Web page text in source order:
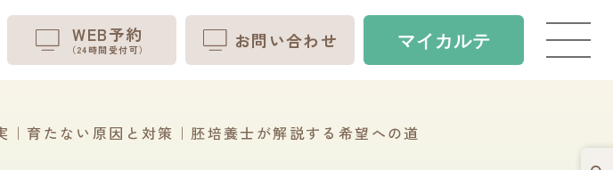
WEB予約
（24時間受付可） お問い合わせ マイ カルテ
育たない原因と対策｜胚培養士が解説する希望への道